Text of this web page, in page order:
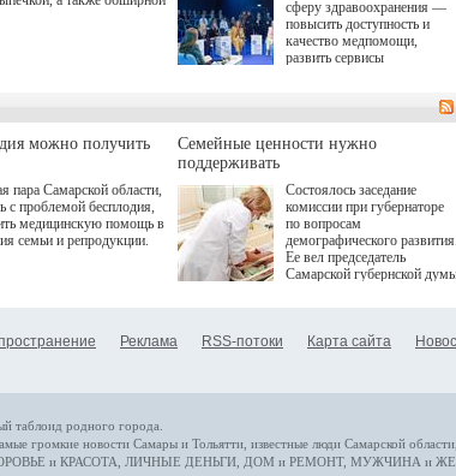
сферу здравоохранения —
повысить доступность и
качество медпомощи,
развить сервисы
определенными барьерами.
К ним можно отнести
возникающие при работе с
данными пациентов. Для
более динамичного роста
проникновения инноваций в
сегмент необходимо кросс-
отраслевое взаимодействие
рассказала Ольга Сорокина,
ходе сессии "Развитие
качества жизни" в рамках
ПМЭФ 2025. В дискуссии
можно получить
пара Самарской области,
с проблемой бесплодия,
медицинскую помощь в
семьи и репродукции.
Семейные ценности нужно
поддерживать
Состоялось заседание
комиссии при губернаторе
по вопросам
демографического развития.
Ее вел председатель
Самарской губернской
Реклама RSS-потоки Карта сайта
родного города.
громкие новости Самары и Тольятти, известные люди Самарской
и КРАСОТА ЛИЧНЫЕ ДЕНЬГИ ДОМ и РЕМОНТ, МУЖЧИНА и